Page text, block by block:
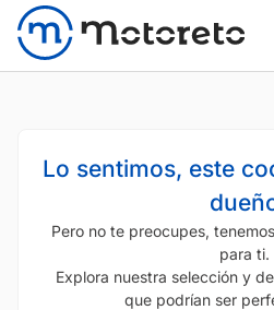
Lo sentimos, este
Pero no te preocupes,
para ti.
Explora nuestra selección y
que podrían ser